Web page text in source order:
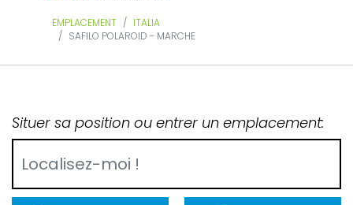
EMPLACEMENT
ITALIA
SAFILO POLAROID - MARCHE
Situer sa position ou entrer un emplacement: